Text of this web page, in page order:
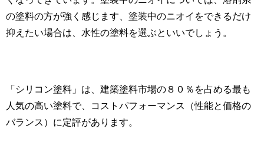
の塗料の方が強く感じます、塗装中のニオイをできるだけ
抑えたい場合は、水性の塗料を選ぶといいでしょう。
「シリコン塗料」は、建築塗料市場の８０％を占める最も
人気の高い塗料で、コストパフォーマンス（性能と価格の
バランス）に定評があります。